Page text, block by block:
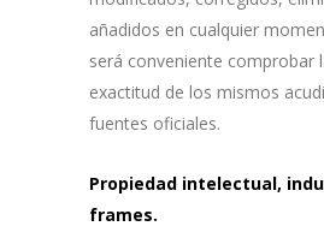
añadidos en cualquier
será conveniente comprobar
exactitud de los mismos
fuentes oficiales.
Propiedad intelectual,
frames.